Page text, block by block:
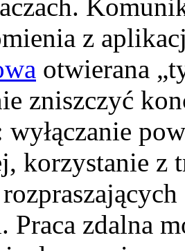
z
otwierana
zniszczyć
korzystanie z
Praca zdalna